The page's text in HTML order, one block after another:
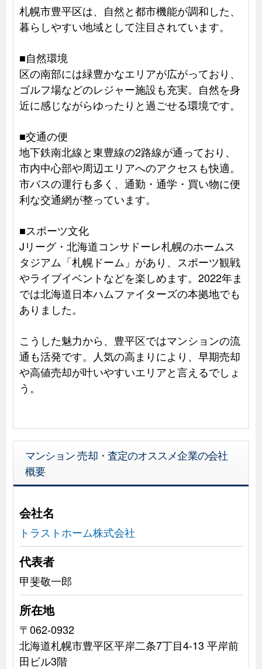
札幌市豊平区は、自然と都市機能が調和した、
暮らしやすい地域として注目されています。
■自然環境
区の南部には緑豊かなエリアが広がっており、
ゴルフ場などのレジャー施設も充実。自然を身
近に感じながらゆったりと過ごせる環境です。
■交通の便
地下鉄南北線と東豊線の2路線が通っており、
市内中心部や周辺エリアへのアクセスも快適。
市バスの運行も多く、通勤・通学・買い物に便
利な交通網が整っています。
■スポーツ文化
Jリーグ・北海道コンサドーレ札幌のホームス
タジアム「札幌ドーム」があり、スポーツ観戦
やライブイベントなどを楽しめます。2022年ま
では北海道日本ハムファイターズの本拠地でも
ありました。
こうした魅力から、豊平区ではマンションの流
通も活発です。人気の高まりにより、早期売却
や高値売却が叶いやすいエリアと言えるでしょ
う。
マンション 売却・査定のオススメ企業の会社
概要
会社名
トラストホーム株式会社
代表者
甲斐敬一郎
所在地
〒062-0932
北海道札幌市豊平区平岸二条7丁目4-13 平岸前
田ビル3階